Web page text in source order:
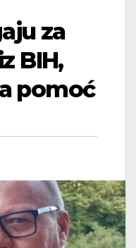
za
BIH,
pomoć